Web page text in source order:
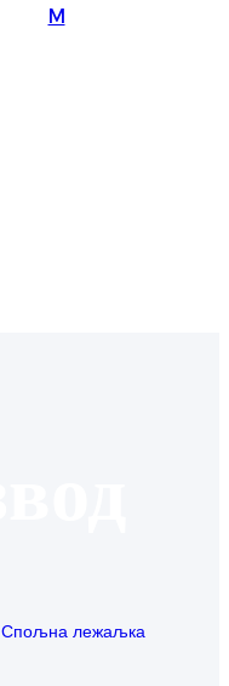
Suomi
አማርኛ
M
Спољна лежаљка